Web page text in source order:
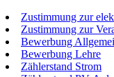
Zustimmung zur
Zustimmung zur
Bewerbung
Bewerbung Lehre
Zählerstand Strom